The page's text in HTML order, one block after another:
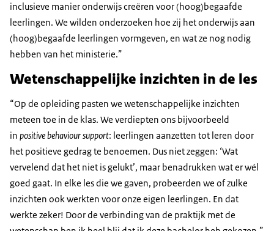
inclusieve manier onderwijs creëren voor (hoog)begaafde
leerlingen. We wilden onderzoeken hoe zij het onderwijs aan
(hoog)begaafde leerlingen vormgeven, en wat ze nog nodig
hebben van het ministerie.”
Wetenschappelijke inzichten in de les
“Op de opleiding pasten we wetenschappelijke inzichten
meteen toe in de klas. We verdiepten ons bijvoorbeeld
in positive behaviour support: leerlingen aanzetten tot leren door
het positieve gedrag te benoemen. Dus niet zeggen: ‘Wat
vervelend dat het niet is gelukt’, maar benadrukken wat er wél
goed gaat. In elke les die we gaven, probeerden we of zulke
inzichten ook werkten voor onze eigen leerlingen. En dat
werkte zeker! Door de verbinding van de praktijk met de